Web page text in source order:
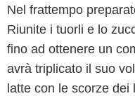
Nel frattempo
Riunite i tuorli e lo
fino ad ottenere un
avrà triplicato il suo
latte con le scorze